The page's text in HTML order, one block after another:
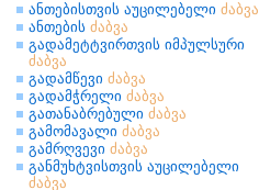
ანთებისთვის აუცილებელი ძაბვა
ანთების ძაბვა
გადამეტტვირთვის იმპულსური
ძაბვა
გადამწევი ძაბვა
გადამჭრელი ძაბვა
გათანაბრებული ძაბვა
გამომავალი ძაბვა
გამრღვევი ძაბვა
განმუხტვისთვის აუცილებელი
ძაბვა